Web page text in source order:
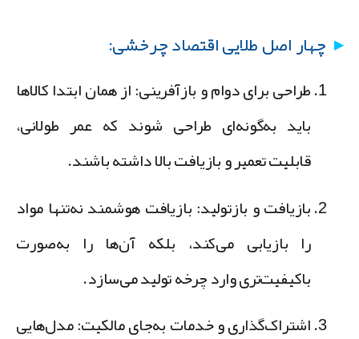
چهار اصل طلایی اقتصاد چرخشی:
طراحی برای دوام و بازآفرینی:از همان ابتدا کالاها
باید به‌گونه‌ای طراحی شوند که عمر طولانی،
قابلیت تعمیر و بازیافت بالا داشته باشند.
بازیافت و بازتولید:بازیافت هوشمند نه‌تنها مواد
را بازیابی می‌کند، بلکه آن‌ها را به‌صورت
باکیفیت‌تری وارد چرخه تولید می‌سازد.
اشتراک‌گذاری و خدمات به‌جای مالکیت:مدل‌هایی